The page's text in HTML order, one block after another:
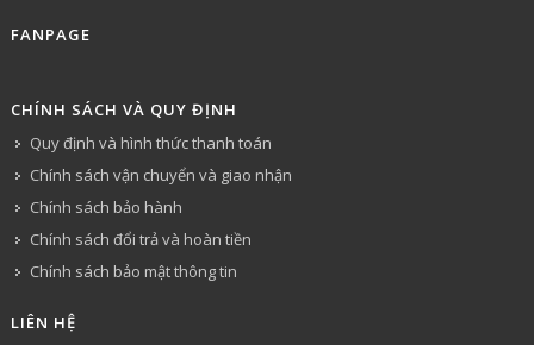
FANPAGE
CHÍNH SÁCH VÀ QUY ĐỊNH
Quy định và hình thức thanh toán
Chính sách vận chuyển và giao nhận
Chính sách bảo hành
Chính sách đổi trả và hoàn tiền
Chính sách bảo mật thông tin
LIÊN HỆ